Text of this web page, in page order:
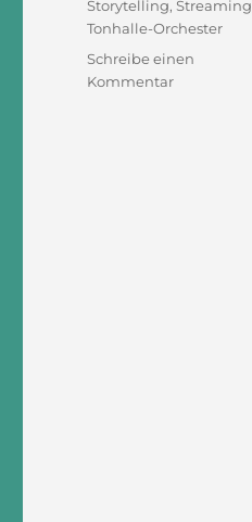
Storytelling,Streaming
Tonhalle-Orchester
Schreibe einen
Kommentarzu